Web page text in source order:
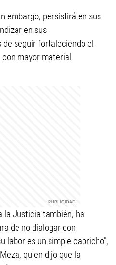
embargo, persistirá en sus
en sus
seguir fortaleciendo el
mayor material
la Justicia también, ha
de no dialogar con
labor es un simple capricho",
quien dijo que la